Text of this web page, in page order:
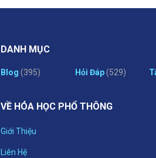
DANH MỤC
Blog (395) Hỏi Đáp(529)
VỀ HÓA HỌC PHỔ THÔNG
Giới Thiệu
Liên Hệ